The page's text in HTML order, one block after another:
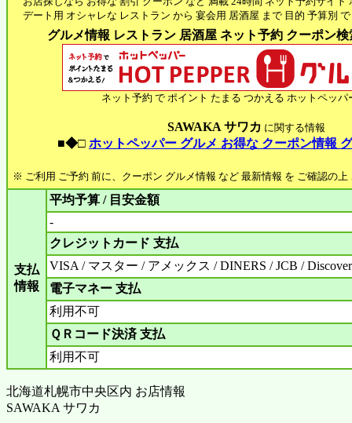
デート用 オシャレな レストラン から 宴会用 居酒屋 まで 目的 予算別
グルメ情報 レストラン 居酒屋 ネット予約 クーポン
ネット予約 で ポイント たまる つかえる ホットペッパ
SAWAKA サワカ に関する情報
■◆□ ホットペッパー グルメ お得な クーポン情報
※ ご利用 ご予約 前に、クーポン グルメ情報 など 最新情報 を ご確認の上
支払
情報
平均予算 / 目安金額
-
クレジットカード 支払
VISA / マスター / アメックス / DINERS / JCB /
電子マネー 支払
利用不可
ＱＲコード決済 支払
利用不可
北海道札幌市中央区内 お店情報
SAWAKA サワカ